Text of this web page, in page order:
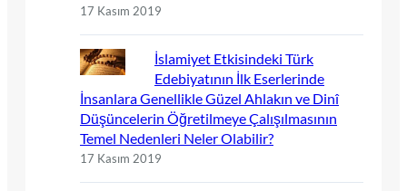
17 Kasım 2019
İslamiyet Etkisindeki Türk
Edebiyatının İlk Eserlerinde
İnsanlara Genellikle Güzel Ahlakın ve Dinî
Düşüncelerin Öğretilmeye Çalışılmasının
Temel Nedenleri Neler Olabilir?
17 Kasım 2019